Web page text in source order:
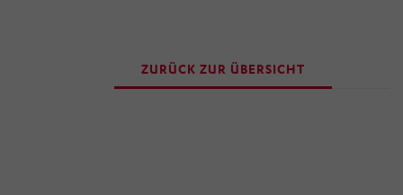
ZURÜCK ZUR ÜBERSICHT